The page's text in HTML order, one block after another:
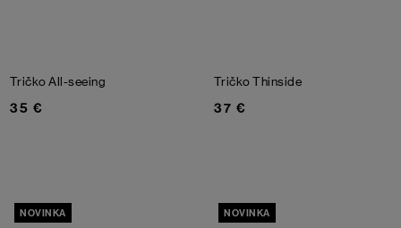
Tričko All-seeing
35 €
Tričko Thinside
37 €
NOVINKA NOVINKA